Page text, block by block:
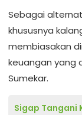
Sebagai
khususnya
membiasakan
keuangan yang
Sumekar.
Sigap Tangani